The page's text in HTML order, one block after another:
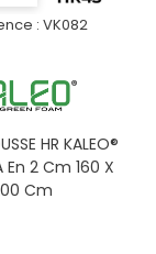
: VK082
HR KALEO®
En 2 Cm 160 X
Cm